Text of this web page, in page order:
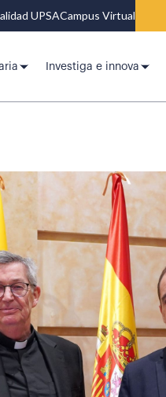
UPSACampus Virtual
Investiga e innova